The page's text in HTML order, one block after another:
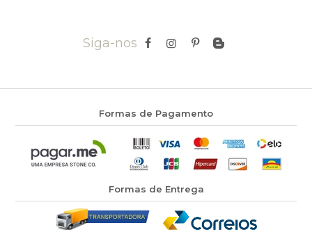
Siga-nos
Formas de Pagamento
Formas de Entrega